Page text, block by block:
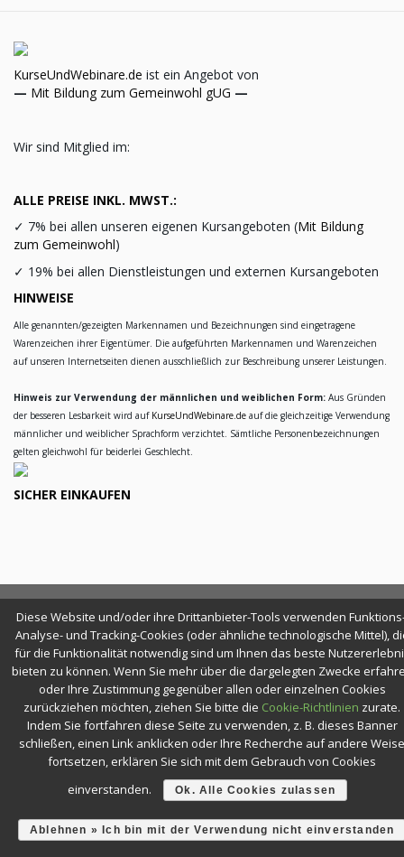
KurseUndWebinare.de ist ein Angebot von
— Mit Bildung zum Gemeinwohl gUG —
Wir sind Mitglied im:
ALLE PREISE INKL. MWST.:
✓ 7% bei allen unseren eigenen Kursangeboten (Mit Bildung
zum Gemeinwohl)
✓ 19% bei allen Dienstleistungen und externen Kursangeboten
HINWEISE
Alle genannten/gezeigten Markennamen und Bezeichnungen sind eingetragene
Warenzeichen ihrer Eigentümer. Die aufgeführten Markennamen und Warenzeichen
auf unseren Internetseiten dienen ausschließlich zur Beschreibung unserer Leistungen.
Hinweis zur Verwendung der männlichen und weiblichen Form: Aus Gründen
der besseren Lesbarkeit wird auf KurseUndWebinare.de auf die gleichzeitige Verwendung
männlicher und weiblicher Sprachform verzichtet. Sämtliche Personenbezeichnungen
gelten gleichwohl für beiderlei Geschlecht.
SICHER EINKAUFEN
KURSE & WEBINARE — BLEIBEN SIE NEUGIERIG!
Diese Website und/oder ihre Drittanbieter-Tools verwenden
Analyse- und Tracking-Cookies (oder ähnliche technologische Mittel),
für die Funktionalität notwendig sind um Ihnen das beste
bieten zu können. Wenn Sie mehr über die dargelegten Zwecke
oder Ihre Zustimmung gegenüber allen oder einzelnen Cookies
zurückziehen möchten, ziehen Sie bitte die Cookie-Richtlinien zurate.
Indem Sie fortfahren diese Seite zu verwenden, z. B. dieses Banner
schließen, einen Link anklicken oder Ihre Recherche auf andere
fortsetzen, erklären Sie sich mit dem Gebrauch von Cookies
einverstanden.
Ok. Alle Cookies zulassen
Ablehnen » Ich bin mit der Verwendung nicht einverstanden